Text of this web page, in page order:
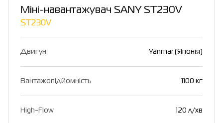
Міні-навантажувач SANY ST230V
ST230V
Двигун Yanmar (Японія)
Вантажопідйомність 1100 кг
High-Flow 120 л/хв